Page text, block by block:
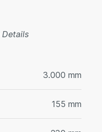
Details
3.000 mm
155 mm